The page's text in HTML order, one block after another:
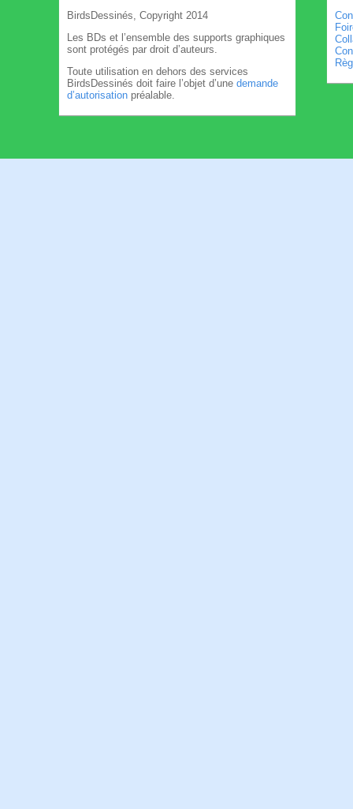
BirdsDessinés, Copyright 2014
Les BDs et l’ensemble des supports graphiques
sont protégés par droit d’auteurs.
Toute utilisation en dehors des services
BirdsDessinés doit faire l’objet d’une demande
d’autorisation préalable.